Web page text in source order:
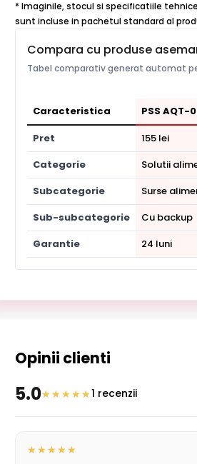
* Imaginile, stocul si specificatiile
sunt incluse in pachetul standard al
Compara cu produse
Tabel comparativ generat automat
Caracteristica
PSS AQT-
Pret
155 lei
Categorie
Solutii
Subcategorie
Surse
Sub-subcategorie
Cu backup
Garantie
24 luni
Opinii clienti
5.0 1 recenzii